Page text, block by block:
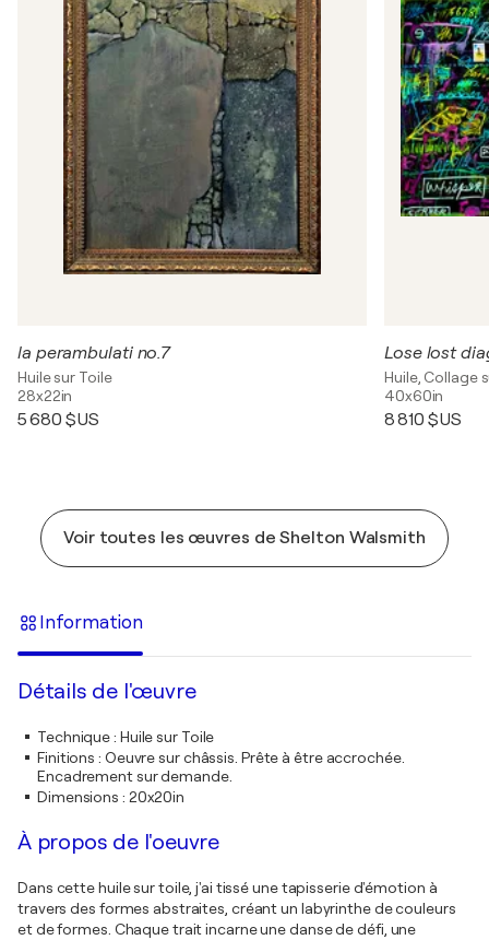
la perambulati no.7
Huile sur Toile
28x22in
5 680 $US
Lose lost
Huile, Collage
40x60in
8 810 $US
Voir toutes les œuvres de Shelton Walsmith
Information
Détails de l'œuvre
Technique: Huile sur Toile
Finitions : Oeuvre sur châssis. Prête à être accrochée.
Encadrement sur demande.
Dimensions : 20x20in
À propos de l'oeuvre
Dans cette huile sur toile, j'ai tissé une tapisserie d'émotion à
travers des formes abstraites, créant un labyrinthe de couleurs
et de formes. Chaque trait incarne une danse de défi, une